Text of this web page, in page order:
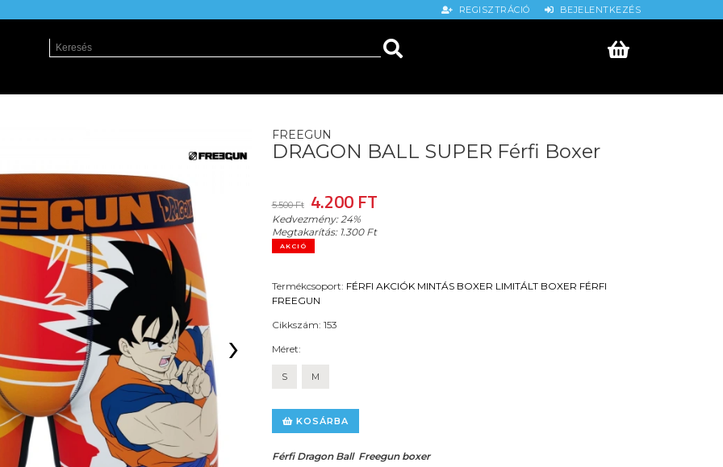
REGISZTRÁCIÓ BEJELENTKEZÉS
›
FREEGUN
DRAGON BALL SUPER Férfi Boxer
5.500 Ft 4.200 FT
Kedvezmény: 24%
Megtakarítás: 1.300 Ft
AKCIÓ
Termékcsoport: FÉRFI AKCIÓK MINTÁS BOXER LIMITÁLT BOXER FÉRFI
FREEGUN
Cikkszám: 153
Méret:
S M
KOSÁRBA
Férfi Dragon Ball Freegun boxer